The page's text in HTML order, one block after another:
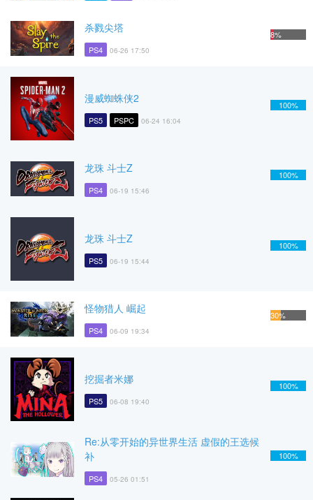
杀戮尖塔
PS4 06-26 17:50
8%
漫威蜘蛛侠2
PS5 PSPC 06-24 16:04
100%
龙珠 斗士Z
PS4 06-19 15:46
100%
龙珠 斗士Z
PS5 06-19 15:44
100%
怪物猎人 崛起
PS4 06-09 19:34
30%
挖掘者米娜
PS5 06-08 19:40
100%
Re:从零开始的异世界生活 虚假的王选候
补
PS4 05-26 01:51
100%